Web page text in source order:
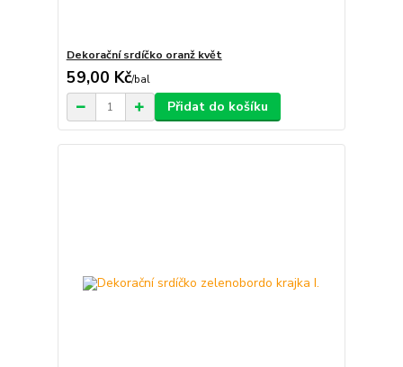
Dekorační srdíčko oranž květ
59,00 Kč/bal
Přidat do košíku